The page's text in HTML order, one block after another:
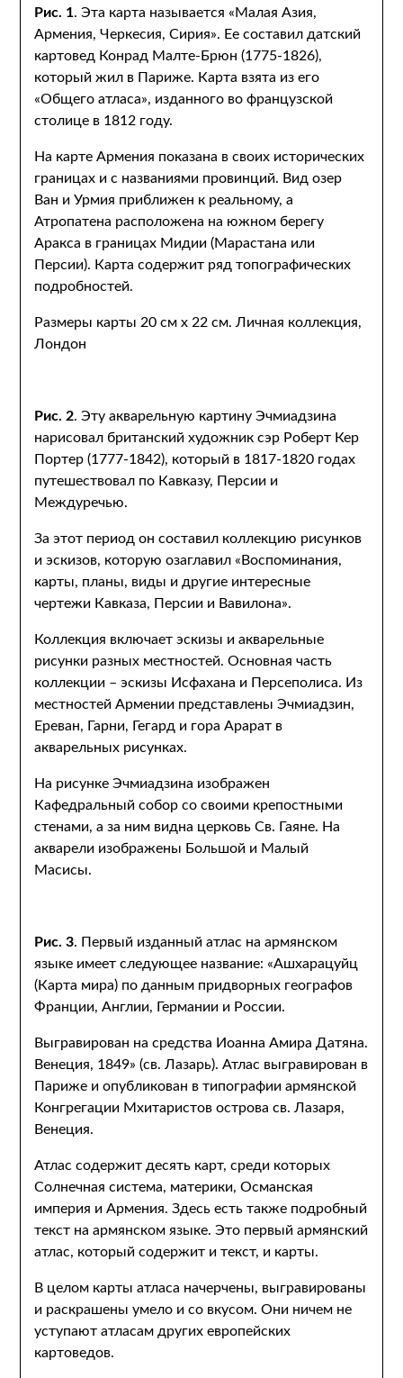
Рис. 1. Эта карта называется «Малая Азия,
Армения, Черкесия, Сирия». Ее составил датский
картовед Конрад Малте-Брюн (1775-1826),
который жил в Париже. Карта взята из его
«Общего атласа», изданного во французской
столице в 1812 году.
На карте Армения показана в своих исторических
границах и с названиями провинций. Вид озер
Ван и Урмия приближен к реальному, а
Атропатена расположена на южном берегу
Аракса в границах Мидии (Марастана или
Персии). Карта содержит ряд топографических
подробностей.
Размеры карты 20 см х 22 см. Личная коллекция,
Лондон
Рис. 2. Эту акварельную картину Эчмиадзина
нарисовал британский художник сэр Роберт Кер
Портер (1777-1842), который в 1817-1820 годах
путешествовал по Кавказу, Персии и
Междуречью.
За этот период он составил коллекцию рисунков
и эскизов, которую озаглавил «Воспоминания,
карты, планы, виды и другие интересные
чертежи Кавказа, Персии и Вавилона».
Коллекция включает эскизы и акварельные
рисунки разных местностей. Основная часть
коллекции – эскизы Исфахана и Персеполиса. Из
местностей Армении представлены Эчмиадзин,
Ереван, Гарни, Гегард и гора Арарат в
акварельных рисунках.
На рисунке Эчмиадзина изображен
Кафедральный собор со своими крепостными
стенами, а за ним видна церковь Св. Гаяне. На
акварели изображены Большой и Малый
Масисы.
Рис. 3. Первый изданный атлас на армянском
языке имеет следующее название: «Ашхарацуйц
(Карта мира) по данным придворных географов
Франции, Англии, Германии и России.
Выгравирован на средства Иоанна Амира Датяна.
Венеция, 1849» (св. Лазарь). Атлас выгравирован в
Париже и опубликован в типографии армянской
Конгрегации Мхитаристов острова св. Лазаря,
Венеция.
Атлас содержит десять карт, среди которых
Солнечная система, материки, Османская
империя и Армения. Здесь есть также подробный
текст на армянском языке. Это первый армянский
атлас, который содержит и текст, и карты.
В целом карты атласа начерчены, выгравированы
и раскрашены умело и со вкусом. Они ничем не
уступают атласам других европейских
картоведов.